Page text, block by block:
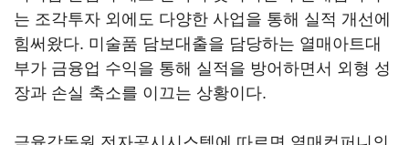
는 조각투자 외에도 다양한 사업을 통해 실적 개선에
힘써왔다. 미술품 담보대출을 담당하는 열매아트대
부가 금융업 수익을 통해 실적을 방어하면서 외형 성
장과 손실 축소를 이끄는 상황이다.